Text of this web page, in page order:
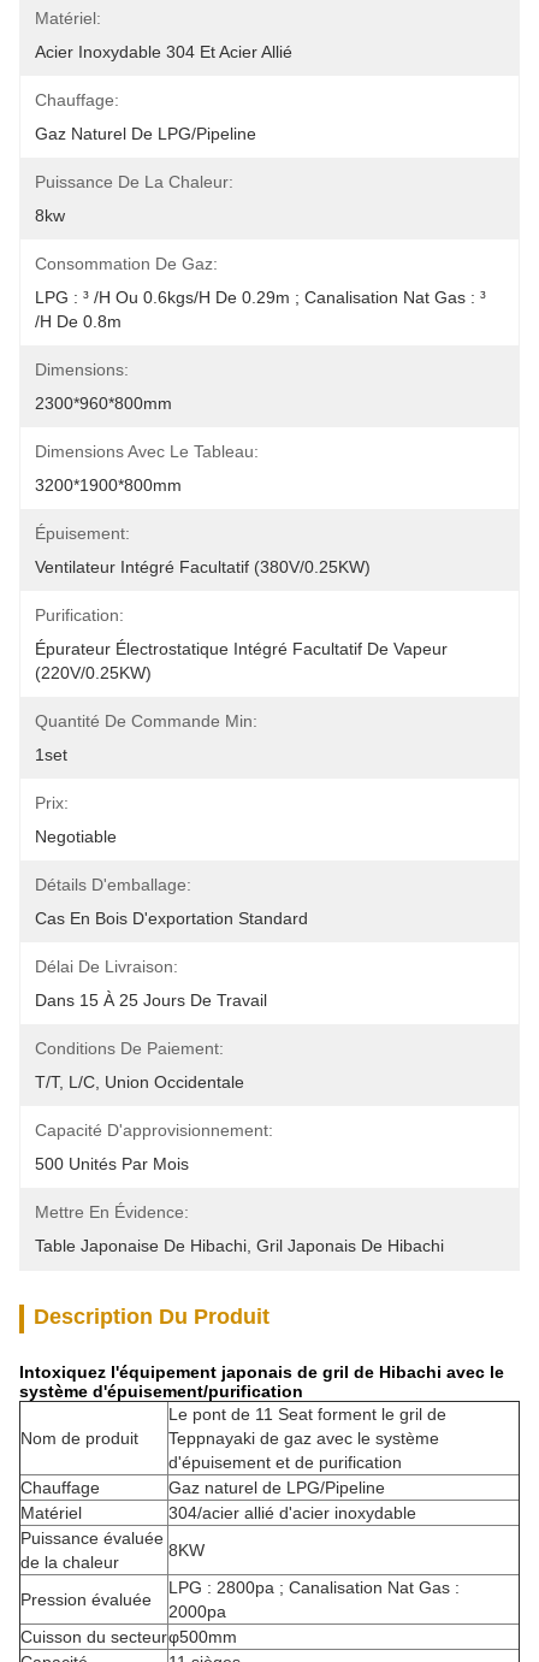
Matériel:
Acier Inoxydable 304 Et Acier Allié
Chauffage:
Gaz Naturel De LPG/Pipeline
Puissance De La Chaleur:
8kw
Consommation De Gaz:
LPG : ³ /h Ou 0.6kgs/h De 0.29m ; Canalisation Nat Gas : ³
/h De 0.8m
Dimensions:
2300*960*800mm
Dimensions Avec Le Tableau:
3200*1900*800mm
Épuisement:
Ventilateur Intégré Facultatif (380V/0.25KW)
Purification:
Épurateur Électrostatique Intégré Facultatif De Vapeur
(220V/0.25KW)
Quantité De Commande Min:
1set
Prix:
Negotiable
Détails D'emballage:
Cas En Bois D'exportation Standard
Délai De Livraison:
Dans 15 À 25 Jours De Travail
Conditions De Paiement:
T/T, L/C, Union Occidentale
Capacité D'approvisionnement:
500 Unités Par Mois
Mettre En Évidence:
Table Japonaise De Hibachi Gril Japonais De Hibachi
Description Du Produit
Intoxiquez l'équipement japonais de gril de Hibachi avec le
système d'épuisement/purification
Nom de produit
Le pont de 11 Seat forment le gril de
Teppnayaki de gaz avec le système
d'épuisement et de purification
Chauffage
Gaz naturel de LPG/Pipeline
Matériel
304/acier allié d'acier inoxydable
Puissance évaluée
de la chaleur
8KW
Pression évaluée
LPG : 2800pa ; Canalisation Nat Gas :
2000pa
Cuisson du secteurφ500mm